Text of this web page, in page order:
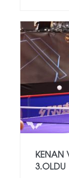
KENAN
3.OLDU